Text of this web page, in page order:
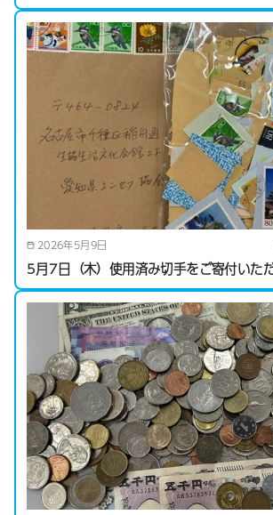
2026年5月9日
5月7日（木）使用済み切手をご寄付いた